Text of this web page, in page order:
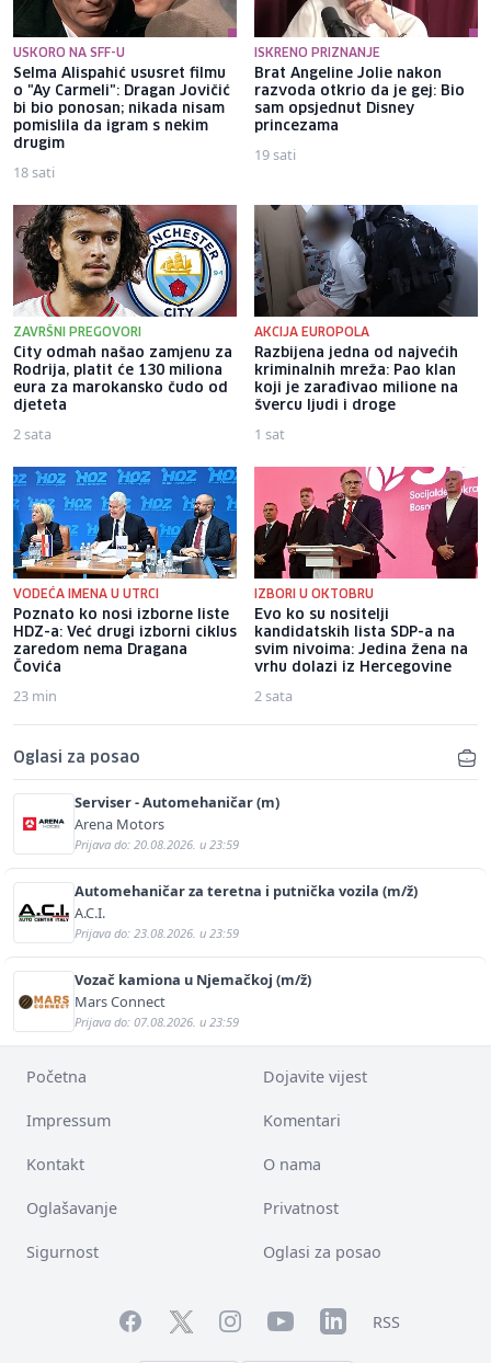
USKORO NA SFF-U
Selma Alispahić ususret filmu
o "Ay Carmeli": Dragan Jovičić
bi bio ponosan; nikada nisam
pomislila da igram s nekim
drugim
18 sati
ISKRENO PRIZNANJE
Brat Angeline Jolie nakon
razvoda otkrio da je gej: Bio
sam opsjednut Disney
princezama
19 sati
ZAVRŠNI PREGOVORI
City odmah našao zamjenu za
Rodrija, platit će 130 miliona
eura za marokansko čudo od
djeteta
2 sata
AKCIJA EUROPOLA
Razbijena jedna od najvećih
kriminalnih mreža: Pao klan
koji je zarađivao milione na
švercu ljudi i droge
1 sat
VODEĆA IMENA U UTRCI
Poznato ko nosi izborne liste
HDZ-a: Već drugi izborni ciklus
zaredom nema Dragana
Čovića
23 min
IZBORI U OKTOBRU
Evo ko su nositelji
kandidatskih lista SDP-a na
svim nivoima: Jedina žena na
vrhu dolazi iz Hercegovine
2 sata
Oglasi za posao
Serviser - Automehaničar (m)
Arena Motors
Prijava do: 20.08.2026. u 23:59
Automehaničar za teretna i putnička vozila (m/ž)
A.C.I.
Prijava do: 23.08.2026. u 23:59
Vozač kamiona u Njemačkoj (m/ž)
Mars Connect
Prijava do: 07.08.2026. u 23:59
Početna Dojavite vijest
Impressum Komentari
Kontakt O nama
Oglašavanje Privatnost
Sigurnost Oglasi za posao
FacebookTwitterInstagramYouTubeLinkedInRSS